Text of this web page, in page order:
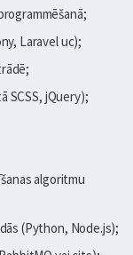
Laravel uc);
SCSS, jQuery);
algoritmu
(Python, Node.js);